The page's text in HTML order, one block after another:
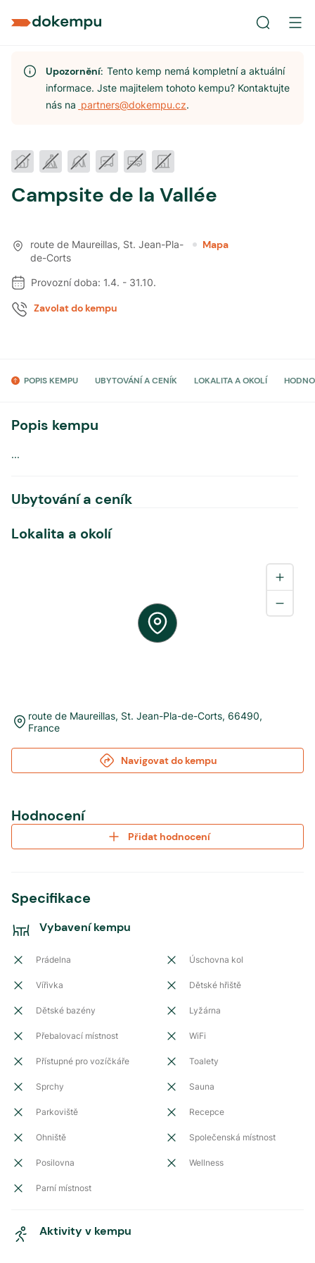
Upozornění:Tento kemp nemá kompletní a aktuální
informace. Jste majitelem tohoto kempu? Kontaktujte
nás na partners@dokempu.cz.
Campsite de la Vallée
route de Maureillas, St. Jean-Pla-
de-Corts
Mapa
Provozní doba: 1.4. - 31.10.
Zavolat do kempu
POPIS KEMPU UBYTOVÁNÍ A CENÍK LOKALITA A OKOLÍ
Popis kempu
...
Ubytování a ceník
Lokalita a okolí
route de Maureillas, St. Jean-Pla-de-Corts, 66490,
France
Navigovat do kempu
Hodnocení
Přidat hodnocení
Specifikace
Vybavení kempu
Prádelna Úschovna kol
Vířivka Dětské hřiště
Dětské bazény Lyžárna
Přebalovací místnost WiFi
Přístupné pro vozíčkáře Toalety
Sprchy Sauna
Parkoviště Recepce
Ohniště Společenská místnost
Posilovna Wellness
Parní místnost
Aktivity v kempu